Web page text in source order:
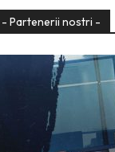
- Partenerii nostri -